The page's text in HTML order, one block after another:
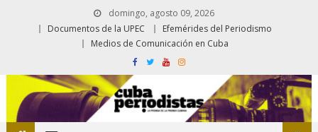
domingo, agosto 09, 2026
Documentos de la UPEC
Efemérides del Periodismo
Medios de Comunicación en Cuba